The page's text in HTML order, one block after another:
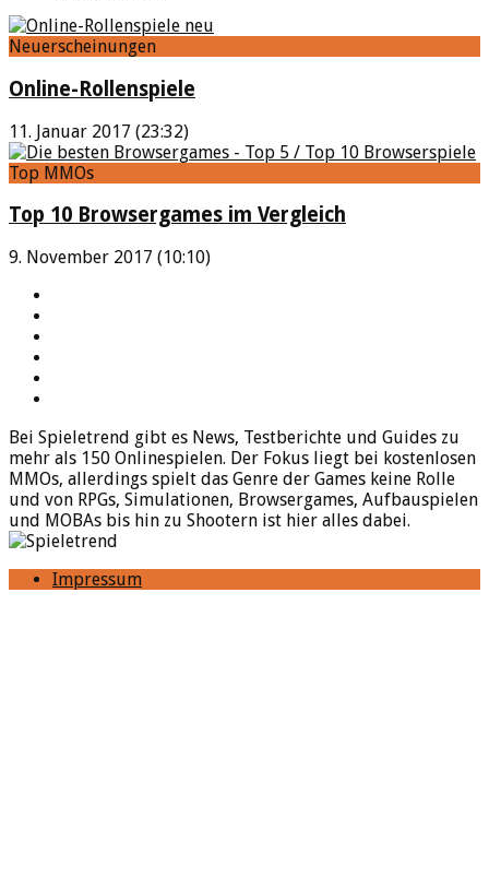
Neuerscheinungen
Online-Rollenspiele
11. Januar 2017 (23:32)
Top MMOs
Top 10 Browsergames im Vergleich
9. November 2017 (10:10)
Bei Spieletrend gibt es News, Testberichte und Guides zu
mehr als 150 Onlinespielen. Der Fokus liegt bei kostenlosen
MMOs, allerdings spielt das Genre der Games keine Rolle
und von RPGs, Simulationen, Browsergames, Aufbauspielen
und MOBAs bis hin zu Shootern ist hier alles dabei.
Impressum